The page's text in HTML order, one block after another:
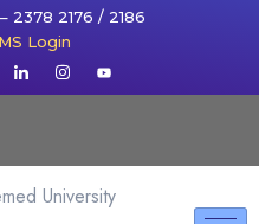
2378 2176 / 2186
Login